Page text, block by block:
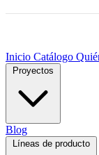
Inicio Catálogo
Proyectos
Blog
Líneas de producto